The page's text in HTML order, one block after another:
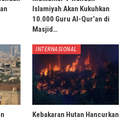
Islamiyah Akan Kukuhkan
10.000 Guru Al-Qur’an di
Masjid…
INTERNASIONAL
Kebakaran Hutan Hancurkan